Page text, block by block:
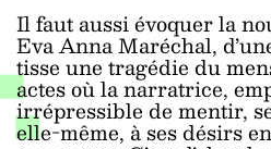
Il faut aussi évoquer la
Eva Anna Maréchal,
tisse une tragédie du
actes où la narratrice,
irrépressible de mentir,
elle-même, à ses désirs